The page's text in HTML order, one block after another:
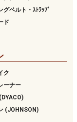
グベルト・ｽﾄﾗｯﾌﾟ
ド
ク
ーナー
(JOHNSON)